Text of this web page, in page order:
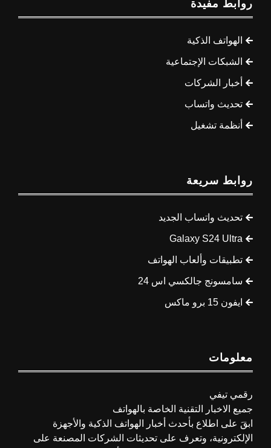
روابط مفيدة
الهواتف الذكية
الشبكات الإجتماعية
أخبار الشركات
تحديث واتساب
أنظمة تشغيل
روابط سريعة
تحديث واتساب الجديد
Galaxy S24 Ultra
تطبيقات وألعاب الهواتف
سامسونج جالكسي اس 24
ايفون 15 برو ماكس
معلومات
رقمي تيفي
جميع الاخبار التقنية الخاصة بالهواتف
ابقَ على اطلاع بأحدث أخبار الهواتف الذكية والأجهزة
الإلكترونية، وتعرف على تحديثات الشركات المصنعة على